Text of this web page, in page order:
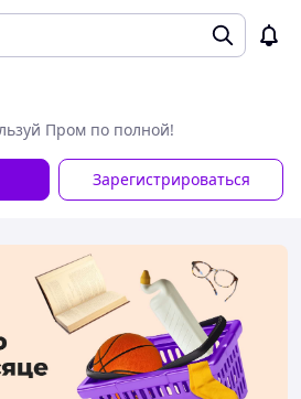
Пром по полной!
Зарегистрироваться